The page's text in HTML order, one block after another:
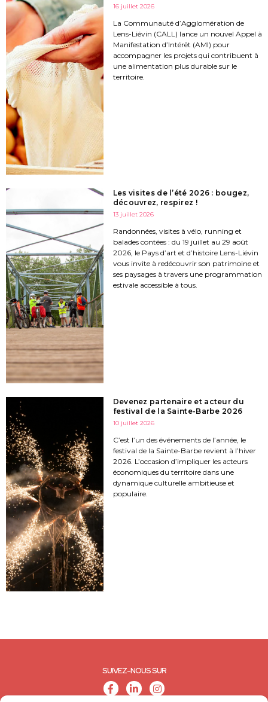
16 juillet 2026
La Communauté d’Agglomération de
Lens-Liévin (CALL) lance un nouvel Appel à
Manifestation d’Intérêt (AMI) pour
accompagner les projets qui contribuent à
une alimentation plus durable sur le
territoire.
Les visites de l’été 2026 : bougez,
découvrez, respirez !
13 juillet 2026
Randonnées, visites à vélo, running et
balades contées : du 19 juillet au 29 août
2026, le Pays d’art et d’histoire Lens-Liévin
vous invite à redécouvrir son patrimoine et
ses paysages à travers une programmation
estivale accessible à tous.
Devenez partenaire et acteur du
festival de la Sainte-Barbe 2026
10 juillet 2026
C’est l’un des événements de l’année, le
festival de la Sainte-Barbe revient à l’hiver
2026. L’occasion d’impliquer les acteurs
économiques du territoire dans une
dynamique culturelle ambitieuse et
populaire.
SUIVEZ-NOUS SUR